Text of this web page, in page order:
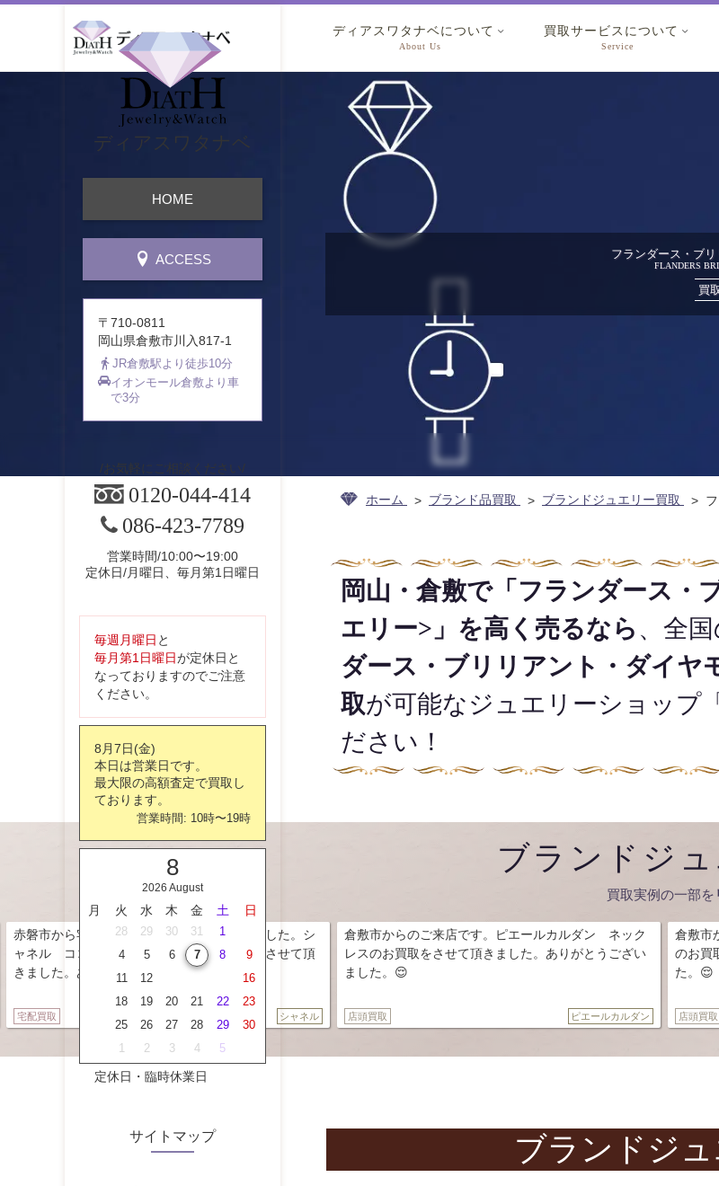
ディアスワタナベについて 
About Us
買取サービスについて 
Service
フランダース・ブ
FLANDERS
買
ホーム ブランド品買取 ブランドジュエリー買取
岡山・倉敷で「フランダース・
エリー>」を高く売るなら 、全
ダース・ブリリアント・ダイヤ
取が可能なジュエリーショップ「
ださい！
ブランドジ
買取実例の一部を
サービスをご利用頂きました。シ
イヤリングのお買取をさせて頂
うございました。😌
倉敷市からのご来店です。ピエールカルダン ネック
レスのお買取をさせて頂きました。ありがとうござい
ました。😌
店頭買取
倉敷市からのご来店です
のお買取をさせて頂きま
ブランドジ
ディアスワタナベ
HOME
ACCESS
〒710-0811
岡山県倉敷市川入817-1
JR倉敷駅より徒歩10分
イオンモール倉敷より車
で3分
お気軽にご相談ください
0120-044-414
086-423-7789
営業時間/10:00〜19:00
定休日/月曜日、毎月第1日曜日
毎週月曜日 と
毎月第1日曜日が定休日と
なっておりますのでご注意
ください。
8月7日(金)
本日は営業日です。
最大限の高額査定で買取し
ております。
営業時間: 10時〜19時
8
2026 August
月 火 水 木 金 土 日
28 29 30 31 1
4 5 6 7 8
9
11 12
16
18 19 20 21 22
23
25 26 27 28 29
30
1 2 3 4 5
定休日・臨時休業日
サイトマップ